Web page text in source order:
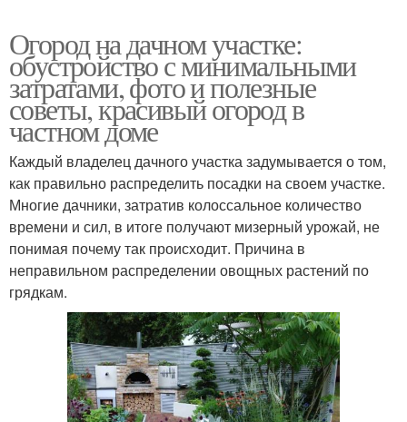
Огород на дачном участке:
обустройство с минимальными
затратами, фото и полезные
советы, красивый огород в
частном доме
Каждый владелец дачного участка задумывается о том,
как правильно распределить посадки на своем участке.
Многие дачники, затратив колоссальное количество
времени и сил, в итоге получают мизерный урожай, не
понимая почему так происходит. Причина в
неправильном распределении овощных растений по
грядкам.